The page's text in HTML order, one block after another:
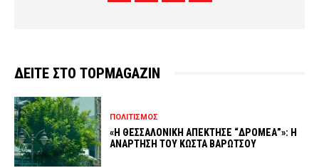
ΔΕΙΤΕ ΣΤΟ TOPMAGAZIN
ΠΟΛΙΤΙΣΜΟΣ
«Η ΘΕΣΣΑΛΟΝΙΚΗ ΑΠΕΚΤΗΣΕ “ΔΡΟΜΕΑ”»: Η
ΑΝΑΡΤΗΣΗ ΤΟΥ ΚΩΣΤΑ ΒΑΡΩΤΣΟΥ